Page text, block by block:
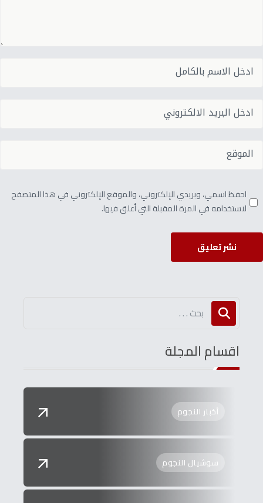
احفظ اسمي، وبريدي الإلكتروني، والموقع الإلكتروني في هذا المتصفح
لاستخدامه في المرة المقبلة التي أعلق فيها.
نشر تعليق
اقسام المجلة
أخبار النجوم
سوشيال النجوم